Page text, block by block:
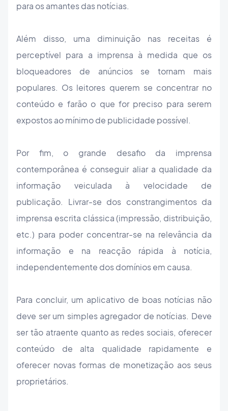
para os amantes das notícias.
Além disso, uma diminuição nas receitas é
perceptível para a imprensa à medida que os
bloqueadores de anúncios se tornam mais
populares. Os leitores querem se concentrar no
conteúdo e farão o que for preciso para serem
expostos ao mínimo de publicidade possível.
Por fim, o grande desafio da imprensa
contemporânea é conseguir aliar a qualidade da
informação veiculada à velocidade de
publicação. Livrar-se dos constrangimentos da
imprensa escrita clássica (impressão, distribuição,
etc.) para poder concentrar-se na relevância da
informação e na reacção rápida à notícia,
independentemente dos domínios em causa.
Para concluir, um aplicativo de boas notícias não
deve ser um simples agregador de notícias. Deve
ser tão atraente quanto as redes sociais, oferecer
conteúdo de alta qualidade rapidamente e
oferecer novas formas de monetização aos seus
proprietários.